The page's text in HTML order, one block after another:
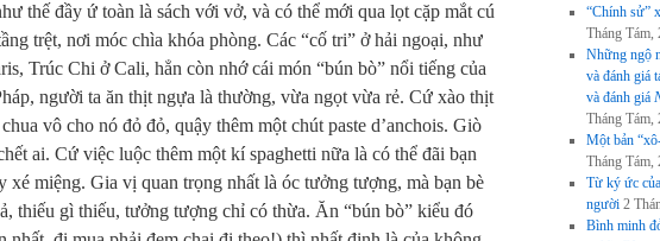
thế đầy ứ toàn là sách với vở, và có thể mới qua lọt cặp mắt cú
trệt, nơi móc chìa khóa phòng. Các “cố tri” ở hải ngoại, như
Trúc Chi ở Cali, hẳn còn nhớ cái món “bún bò” nổi tiếng của
người ta ăn thịt ngựa là thường, vừa ngọt vừa rẻ. Cứ xào thịt
vô cho nó đỏ đỏ, quậy thêm một chút paste d’anchois. Giò
ai. Cứ việc luộc thêm một kí spaghetti nữa là có thể đãi bạn
xé miệng. Gia vị quan trọng nhất là óc tưởng tượng, mà bạn bè
thiếu gì thiếu, tưởng tượng chỉ có thừa. Ăn “bún bò” kiểu đó
“Chính sử”
Tháng Tám,
Những ngộ
và đánh giá
và đánh giá
Tháng Tám,
Một bản
Tháng Tám,
Từ ký ức
người 2
Bình minh